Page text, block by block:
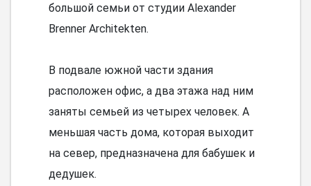
большой семьи от студии Alexander
Brenner Architekten.
В подвале южной части здания
расположен офис, а два этажа над ним
заняты семьей из четырех человек. А
меньшая часть дома, которая выходит
на север, предназначена для бабушек и
дедушек.